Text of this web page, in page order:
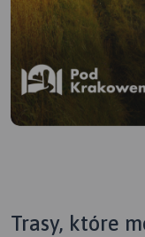
Trasy, które